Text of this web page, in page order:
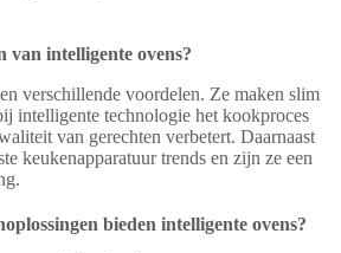
van intelligente ovens?
verschillende voordelen. Ze maken slim
intelligente technologie het kookproces
van gerechten verbetert. Daarnaast
keukenapparatuur trends en zijn ze een
bieden intelligente ovens?